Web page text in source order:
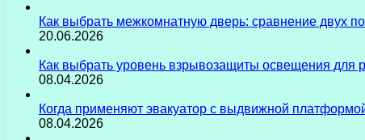
Как выбрать межкомнатную дверь: сравнение двух
20.06.2026
Как выбрать уровень взрывозащиты освещения для
08.04.2026
Когда применяют эвакуатор с выдвижной
08.04.2026